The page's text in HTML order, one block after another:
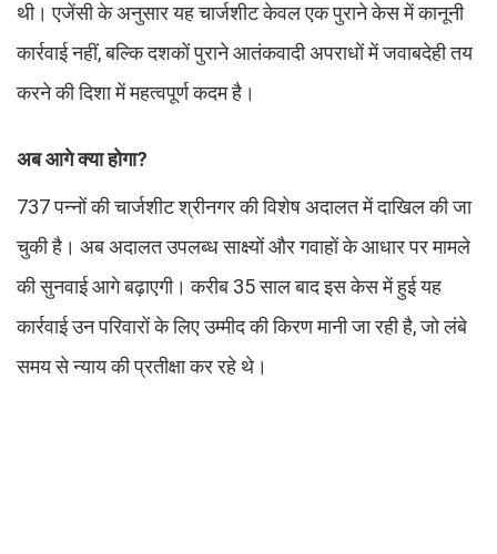
थी। एजेंसी के अनुसार यह चार्जशीट केवल एक पुराने केस में कानूनी
कार्रवाई नहीं, बल्कि दशकों पुराने आतंकवादी अपराधों में जवाबदेही तय
करने की दिशा में महत्वपूर्ण कदम है।
अब आगे क्या होगा?
737 पन्नों की चार्जशीट श्रीनगर की विशेष अदालत में दाखिल की जा
चुकी है। अब अदालत उपलब्ध साक्ष्यों और गवाहों के आधार पर मामले
की सुनवाई आगे बढ़ाएगी। करीब 35 साल बाद इस केस में हुई यह
कार्रवाई उन परिवारों के लिए उम्मीद की किरण मानी जा रही है, जो लंबे
समय से न्याय की प्रतीक्षा कर रहे थे।